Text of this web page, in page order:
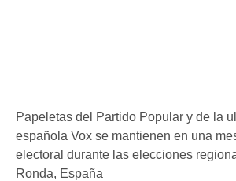
Papeletas del Partido Popular y de la
española Vox se mantienen en una
electoral durante las elecciones
Ronda, España